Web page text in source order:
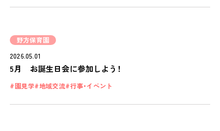
保護者様の声
会社概要
COMPANY
野方保育園
2026.05.01
5月 お誕生日会に参加しよう！
園見学 地域交流 行事・イベント